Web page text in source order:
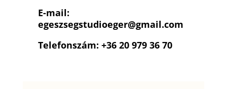
E-mail:
egeszsegstudioeger@gmail.com
Telefonszám: +36 20 979 36 70